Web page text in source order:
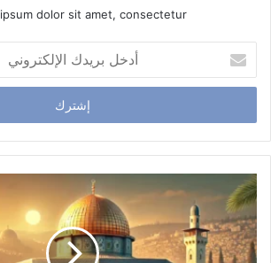
dolor sit amet, consectetur.
خ
ب
ر
د
ك
ا
ل
إ